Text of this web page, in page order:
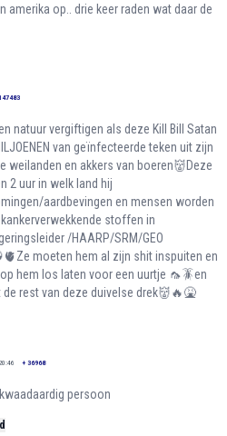
amerika op.. drie keer raden wat daar de
natuur vergiftigen als deze Kill Bill Satan
van geïnfecteerde teken uit zijn
weilanden en akkers van boeren👹Deze
2 uur in welk land hij
aardbevingen en mensen worden
stoffen in
/HAARP/SRM/GEO
moeten hem al zijn shit inspuiten en
hem los laten voor een uurtje 🦟🪳en
rest van deze duivelse drek👹🔥🤮
+ 36968
persoon